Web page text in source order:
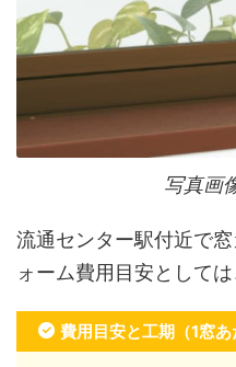
写真画
流通センター駅付近で
ォーム費用目安として
費用目安と工期（1窓あ